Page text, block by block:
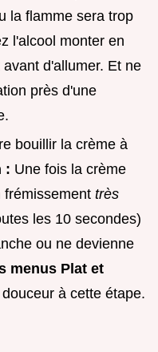
la flamme sera trop
l'alcool monter en
d'allumer. Et ne
près d'une
bouillir la crème à
: Une fois la crème
frémissement très
les 10 secondes)
ou ne devienne
menus Plat et
à cette étape.